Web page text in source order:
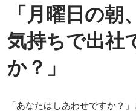
「月曜日の
気持ちで出社
か？」
「あなたはしあわせですか？